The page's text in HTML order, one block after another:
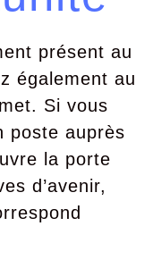
présent au
également au
Si vous
poste auprès
la porte
d’avenir,